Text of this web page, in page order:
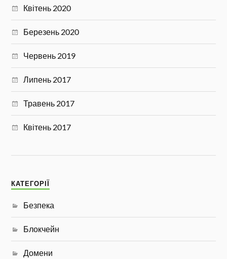
Квітень 2020
Березень 2020
Червень 2019
Липень 2017
Травень 2017
Квітень 2017
КАТЕГОРІЇ
Безпека
Блокчейн
Домени